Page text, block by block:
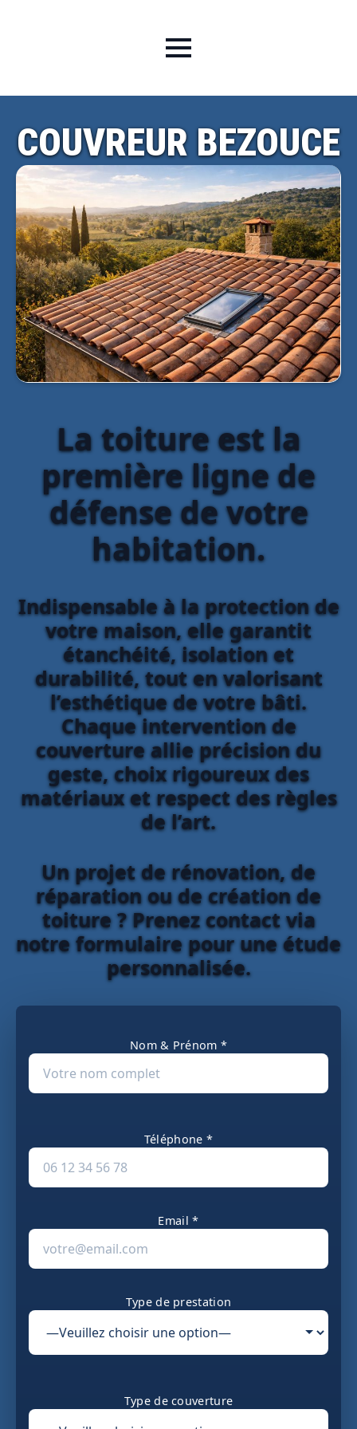
COUVREUR BEZOUCE
La toiture est la
première ligne de
défense de votre
habitation.
Indispensable à la protection de
votre maison, elle garantit
étanchéité, isolation et
durabilité, tout en valorisant
l’esthétique de votre bâti.
Chaque intervention de
couverture allie précision du
geste, choix rigoureux des
matériaux et respect des règles
de l’art.
Un projet de rénovation, de
réparation ou de création de
toiture ? Prenez contact via
notre formulaire pour une étude
personnalisée.
Nom & Prénom *
Téléphone *
Email *
Type de prestation
Type de couverture